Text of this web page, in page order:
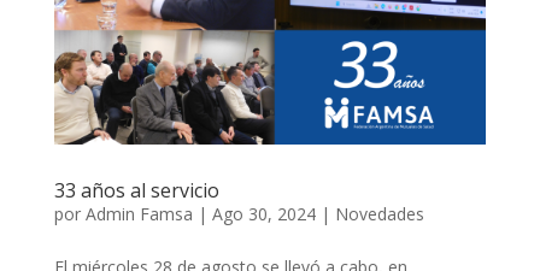
33 años al servicio
por Admin Famsa | Ago 30, 2024| Novedades